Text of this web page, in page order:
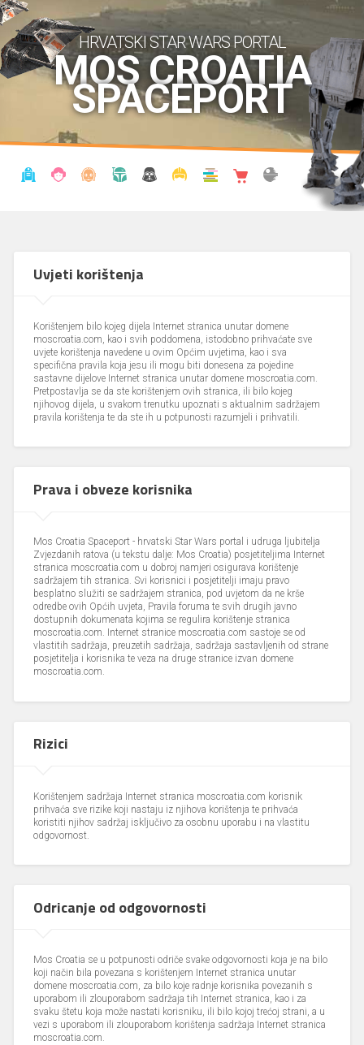
HRVATSKI STAR WARS PORTAL
MOS CROATIA
SPACEPORT
Uvjeti korištenja
Korištenjem bilo kojeg dijela Internet stranica unutar domene
moscroatia.com, kao i svih poddomena, istodobno prihvaćate sve
uvjete korištenja navedene u ovim Općim uvjetima, kao i sva
specifična pravila koja jesu ili mogu biti donesena za pojedine
sastavne dijelove Internet stranica unutar domene moscroatia.com.
Pretpostavlja se da ste korištenjem ovih stranica, ili bilo kojeg
njihovog dijela, u svakom trenutku upoznati s aktualnim sadržajem
pravila korištenja te da ste ih u potpunosti razumjeli i prihvatili.
Prava i obveze korisnika
Mos Croatia Spaceport - hrvatski Star Wars portal i udruga ljubitelja
Zvjezdanih ratova (u tekstu dalje: Mos Croatia) posjetiteljima Internet
stranica moscroatia.com u dobroj namjeri osigurava korištenje
sadržajem tih stranica. Svi korisnici i posjetitelji imaju pravo
besplatno služiti se sadržajem stranica, pod uvjetom da ne krše
odredbe ovih Općih uvjeta, Pravila foruma te svih drugih javno
dostupnih dokumenata kojima se regulira korištenje stranica
moscroatia.com. Internet stranice moscroatia.com sastoje se od
vlastitih sadržaja, preuzetih sadržaja, sadržaja sastavljenih od strane
posjetitelja i korisnika te veza na druge stranice izvan domene
moscroatia.com.
Rizici
Korištenjem sadržaja Internet stranica moscroatia.com korisnik
prihvaća sve rizike koji nastaju iz njihova korištenja te prihvaća
koristiti njihov sadržaj isključivo za osobnu uporabu i na vlastitu
odgovornost.
Odricanje od odgovornosti
Mos Croatia se u potpunosti odriče svake odgovornosti koja je na bilo
koji način bila povezana s korištenjem Internet stranica unutar
domene moscroatia.com, za bilo koje radnje korisnika povezanih s
uporabom ili zlouporabom sadržaja tih Internet stranica, kao i za
svaku štetu koja može nastati korisniku, ili bilo kojoj trećoj strani, a u
vezi s uporabom ili zlouporabom korištenja sadržaja Internet stranica
moscroatia.com.